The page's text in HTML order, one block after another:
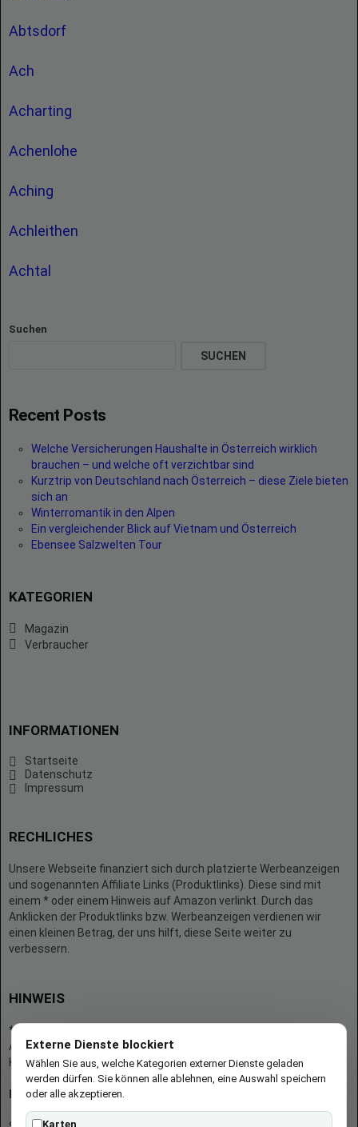
Abtsdorf
Ach
Acharting
Achenlohe
Aching
Achleithen
Achtal
Suchen
SUCHEN
Recent Posts
Welche Versicherungen Haushalte in Österreich wirklich
brauchen – und welche oft verzichtbar sind
Kurztrip von Deutschland nach Österreich – diese Ziele bieten
sich an
Winterromantik in den Alpen
Ein vergleichender Blick auf Vietnam und Österreich
Ebensee Salzwelten Tour
KATEGORIEN
Magazin
Verbraucher
INFORMATIONEN
Startseite
Datenschutz
Impressum
RECHLICHES
Unsere Webseite finanziert sich durch platzierte Werbeanzeigen
und sogenannten Affiliate Links (Produktlinks). Diese sind mit
einem * oder einem Hinweis auf Amazon verlinkt. Durch das
Anklicken der Produktlinks bzw. Werbeanzeigen verdienen wir
einen kleinen Betrag, der uns hilft, diese Seite weiter zu
verbessern.
HINWEIS
* = Afilliate-Link (=Werbung)
Als Amazon-Partner verdient der Seitenbetreiber an qualifizierten
Käufen.
Hinweis zu Preisen und Verfügbarkeiten
Externe Dienste blockiert
Wählen Sie aus, welche Kategorien externer Dienste geladen
werden dürfen. Sie können alle ablehnen, eine Auswahl speichern
oder alle akzeptieren.
Karten